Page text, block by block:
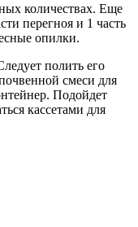
количествах. Еще
перегноя и 1 часть
опилки.
полить его
смеси для
Подойдет
кассетами для